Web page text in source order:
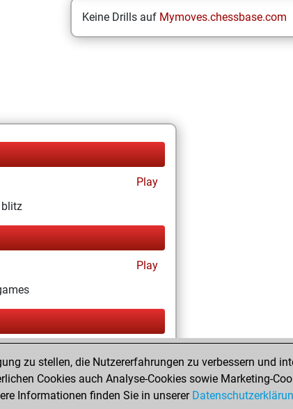
Keine Drills auf Mymoves.chessbase.com
Play
blitz
Play
tactics positions
zu stellen, die Nutzererfahrungen zu verbessern und
Cookies auch Analyse-Cookies sowie Marketing-
Informationen finden Sie in unserer